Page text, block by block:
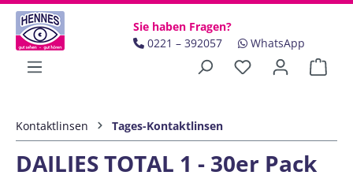
Zum Hauptinhalt springen
Sie haben Fragen?
0221 – 392057
WhatsApp
Kontaktlinsen Tages-Kontaktlinsen
DAILIES TOTAL 1 - 30er Pack